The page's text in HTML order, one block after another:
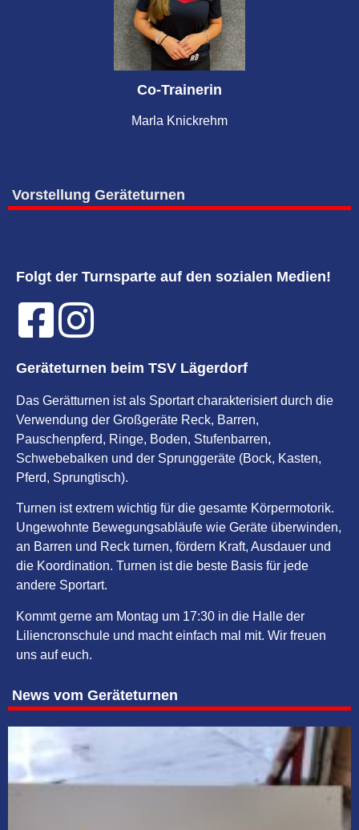
Co-Trainerin
Marla Knickrehm
Vorstellung Geräteturnen
Folgt der Turnsparte auf den sozialen Medien!
Geräteturnen beim TSV Lägerdorf
Das Gerätturnen ist als Sportart charakterisiert durch die
Verwendung der Großgeräte Reck, Barren,
Pauschenpferd, Ringe, Boden, Stufenbarren,
Schwebebalken und der Sprunggeräte (Bock, Kasten,
Pferd, Sprungtisch).
Turnen ist extrem wichtig für die gesamte Körpermotorik.
Ungewohnte Bewegungsabläufe wie Geräte überwinden,
an Barren und Reck turnen, fördern Kraft, Ausdauer und
die Koordination. Turnen ist die beste Basis für jede
andere Sportart.
Kommt gerne am Montag um 17:30 in die Halle der
Liliencronschule und macht einfach mal mit. Wir freuen
uns auf euch.
News vom Geräteturnen